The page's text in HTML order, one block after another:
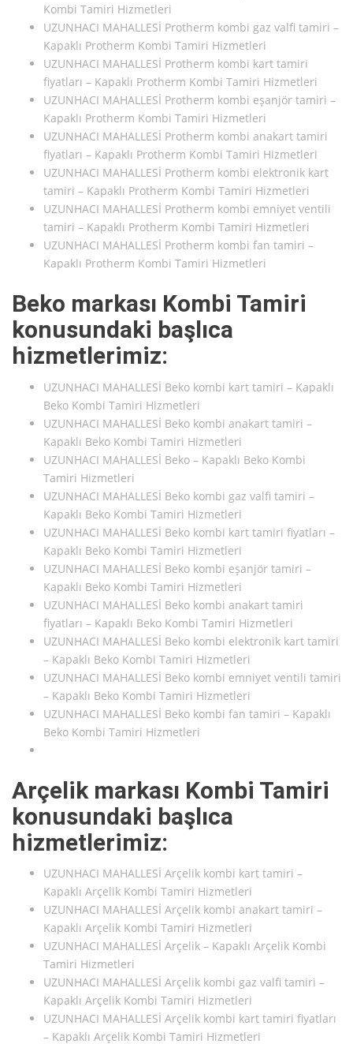
Kombi Tamiri Hizmetleri
UZUNHACI MAHALLESİ Protherm kombi gaz valfi tamiri –
Kapaklı Protherm Kombi Tamiri Hizmetleri
UZUNHACI MAHALLESİ Protherm kombi kart tamiri
fiyatları – Kapaklı Protherm Kombi Tamiri Hizmetleri
UZUNHACI MAHALLESİ Protherm kombi eşanjör tamiri –
Kapaklı Protherm Kombi Tamiri Hizmetleri
UZUNHACI MAHALLESİ Protherm kombi anakart tamiri
fiyatları – Kapaklı Protherm Kombi Tamiri Hizmetleri
UZUNHACI MAHALLESİ Protherm kombi elektronik kart
tamiri – Kapaklı Protherm Kombi Tamiri Hizmetleri
UZUNHACI MAHALLESİ Protherm kombi emniyet ventili
tamiri – Kapaklı Protherm Kombi Tamiri Hizmetleri
UZUNHACI MAHALLESİ Protherm kombi fan tamiri –
Kapaklı Protherm Kombi Tamiri Hizmetleri
Beko markası Kombi Tamiri
konusundaki başlıca
hizmetlerimiz:
UZUNHACI MAHALLESİ Beko kombi kart tamiri – Kapaklı
Beko Kombi Tamiri Hizmetleri
UZUNHACI MAHALLESİ Beko kombi anakart tamiri –
Kapaklı Beko Kombi Tamiri Hizmetleri
UZUNHACI MAHALLESİ Beko – Kapaklı Beko Kombi
Tamiri Hizmetleri
UZUNHACI MAHALLESİ Beko kombi gaz valfi tamiri –
Kapaklı Beko Kombi Tamiri Hizmetleri
UZUNHACI MAHALLESİ Beko kombi kart tamiri fiyatları –
Kapaklı Beko Kombi Tamiri Hizmetleri
UZUNHACI MAHALLESİ Beko kombi eşanjör tamiri –
Kapaklı Beko Kombi Tamiri Hizmetleri
UZUNHACI MAHALLESİ Beko kombi anakart tamiri
fiyatları – Kapaklı Beko Kombi Tamiri Hizmetleri
UZUNHACI MAHALLESİ Beko kombi elektronik kart tamiri
– Kapaklı Beko Kombi Tamiri Hizmetleri
UZUNHACI MAHALLESİ Beko kombi emniyet ventili tamiri
– Kapaklı Beko Kombi Tamiri Hizmetleri
UZUNHACI MAHALLESİ Beko kombi fan tamiri – Kapaklı
Beko Kombi Tamiri Hizmetleri
Arçelik markası Kombi Tamiri
konusundaki başlıca
hizmetlerimiz:
UZUNHACI MAHALLESİ Arçelik kombi kart tamiri –
Kapaklı Arçelik Kombi Tamiri Hizmetleri
UZUNHACI MAHALLESİ Arçelik kombi anakart tamiri –
Kapaklı Arçelik Kombi Tamiri Hizmetleri
UZUNHACI MAHALLESİ Arçelik – Kapaklı Arçelik Kombi
Tamiri Hizmetleri
UZUNHACI MAHALLESİ Arçelik kombi gaz valfi tamiri –
Kapaklı Arçelik Kombi Tamiri Hizmetleri
UZUNHACI MAHALLESİ Arçelik kombi kart tamiri fiyatları
– Kapaklı Arçelik Kombi Tamiri Hizmetleri